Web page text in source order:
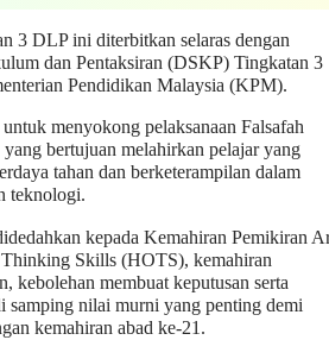
3 DLP ini diterbitkan selaras dengan
dan Pentaksiran (DSKP) Tingkatan 3
Pendidikan Malaysia (KPM).
menyokong pelaksanaan Falsafah
bertujuan melahirkan pelajar yang
tahan dan berketerampilan dalam
teknologi.
kepada Kemahiran Pemikiran
Skills (HOTS), kemahiran
kebolehan membuat keputusan serta
samping nilai murni yang penting demi
kemahiran abad ke-21.